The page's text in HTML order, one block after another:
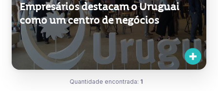
Empresários destacam o Uruguai
como um centro de negócios
Quantidade encontrada: 1